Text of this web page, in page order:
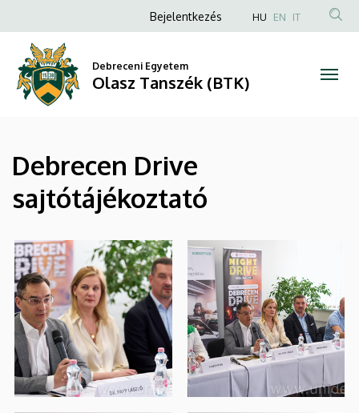
Olasz
Tanszék
(BTK)
a
tartalomra
Anonim
fiók
menüje
Bejelentkezés HU EN IT
Debreceni Egyetem
Olasz Tanszék (BTK)
Debrecen Drive
sajtótájékoztató